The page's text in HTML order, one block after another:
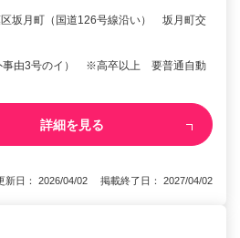
坂月町（国道126号線沿い） 坂月町交
事由3号のイ） ※高卒以上 要普通自動
詳細を見る
新日： 2026/04/02 掲載終了日： 2027/04/02